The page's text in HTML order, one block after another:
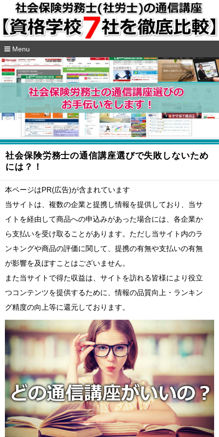
Menu
コ
ン
テ
移
動
社会保険労務士の通信講座選びで失敗しないため
には？！
本ページはPR(広告)が含まれています
当サイトは、複数の企業と提携し情報を提供しており、当サ
イトを経由して商品への申込みがあった場合には、各企業か
ら支払いを受け取ることがあります。ただし当サイト内のラ
ンキングや商品の評価に関して、提携の有無や支払いの有無
が影響を及ぼすことはございません。
また当サイトで得た収益は、サイトを訪れる皆様により役立
つコンテンツを提供するために、情報の品質向上・ランキン
グ精度の向上等に還元しております。